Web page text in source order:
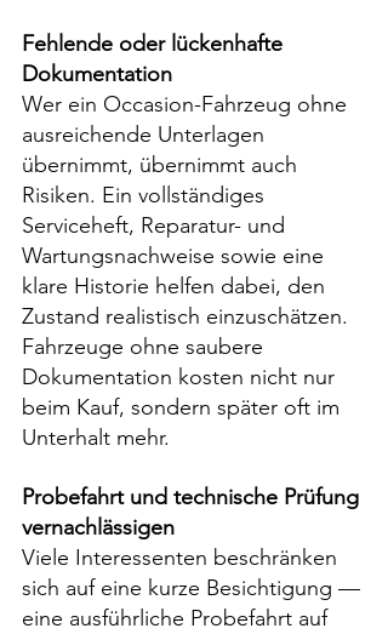
Fehlende oder lückenhafte
Dokumentation
Wer ein Occasion-Fahrzeug ohne
ausreichende Unterlagen
übernimmt, übernimmt auch
Risiken. Ein vollständiges
Serviceheft, Reparatur- und
Wartungsnachweise sowie eine
klare Historie helfen dabei, den
Zustand realistisch einzuschätzen.
Fahrzeuge ohne saubere
Dokumentation kosten nicht nur
beim Kauf, sondern später oft im
Unterhalt mehr.
Probefahrt und technische Prüfung
vernachlässigen
Viele Interessenten beschränken
sich auf eine kurze Besichtigung —
eine ausführliche Probefahrt auf